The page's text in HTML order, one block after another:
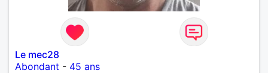
Le mec28
Abondant - 45 ans